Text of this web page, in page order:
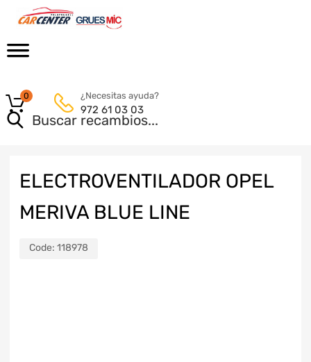
¿Necesitas ayuda?
972 61 03 03
0
ELECTROVENTILADOR OPEL
MERIVA BLUE LINE
Code: 118978